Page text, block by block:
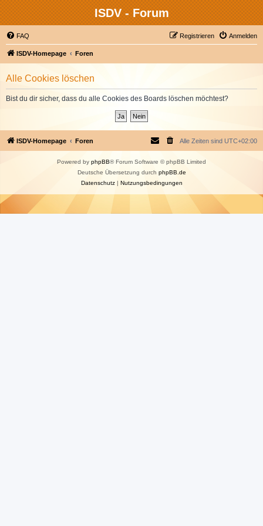
ISDV - Forum
FAQ Anmelden
Registrieren
ISDV-Homepage Foren
Alle Cookies löschen
Bist du dir sicher, dass du alle Cookies des Boards löschen möchtest?
ISDV-Homepage Foren Alle Zeiten sind UTC+02:00
Powered by phpBB® Forum Software © phpBB Limited
Deutsche Übersetzung durch phpBB.de
Datenschutz| Nutzungsbedingungen